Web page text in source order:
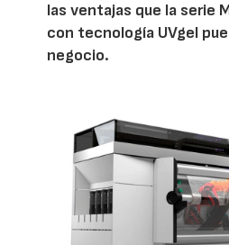
las ventajas que la serie
con tecnología UVgel
negocio.